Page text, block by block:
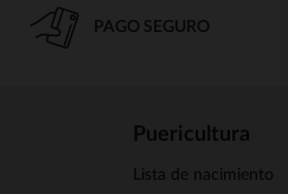
PAGO SEGURO
Puericultura
Lista de nacimiento